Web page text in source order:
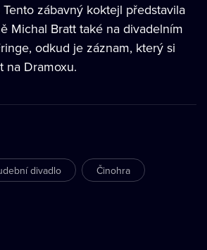
zábavný koktejl představila
Michal Bratt také na divadelním
odkud je záznam, který si
na Dramoxu.
divadlo Činohra